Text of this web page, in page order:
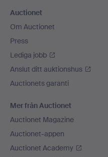
Auctionet
Om Auctionet
Press
Lediga jobb
Anslut ditt auktionshus
Auctionets garanti
Mer från Auctionet
Auctionet Magazine
Auctionet-appen
Auctionet Academy